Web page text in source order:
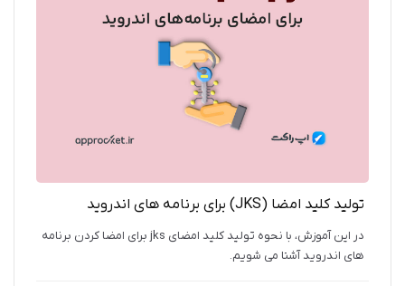
تولید کلید امضا (JKS) برای برنامه‌ های اندروید
در این آموزش، با نحوه تولید کلید امضای jks برای امضا کردن برنامه
های اندروید آشنا می شویم.